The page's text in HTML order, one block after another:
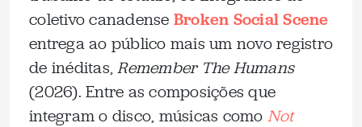
coletivo canadense Broken Social Scene
entrega ao público mais um novo registro
de inéditas,Remember The Humans
(2026). Entre as composições que
integram o disco, músicas como Not